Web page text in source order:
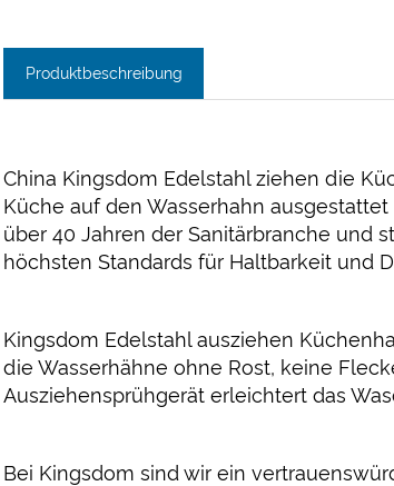
Produktbeschreibung
China Kingsdom Edelstahl ziehen die
Küche auf den Wasserhahn
über 40 Jahren der Sanitärbranche und
höchsten Standards für Haltbarkeit und
Kingsdom Edelstahl ausziehen
die Wasserhähne ohne Rost, keine
Ausziehensprühgerät erleichtert das
Bei Kingsdom sind wir ein